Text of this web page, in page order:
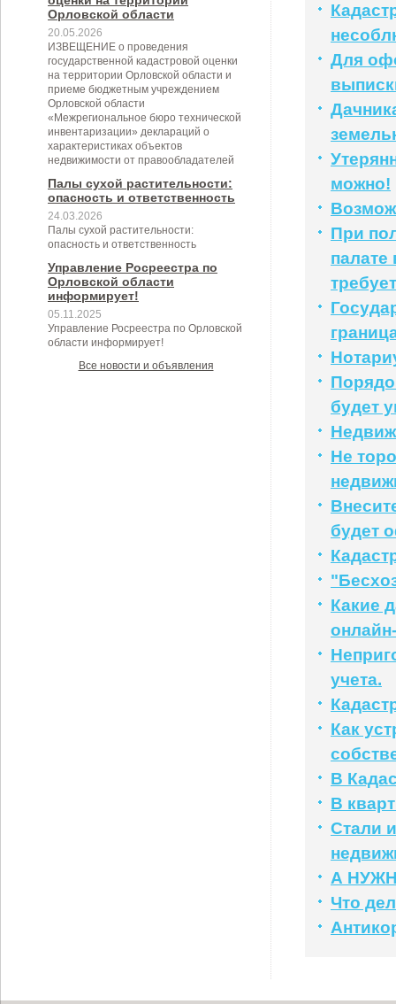
Орловской области
20.05.2026
ИЗВЕЩЕНИЕ о проведения
государственной кадастровой оценки
на территории Орловской области и
приеме бюджетным учреждением
Орловской области
«Межрегиональное бюро технической
инвентаризации» деклараций о
характеристиках объектов
недвижимости от правообладателей
Палы сухой растительности:
опасность и ответственность
24.03.2026
Палы сухой растительности:
опасность и ответственность
Управление Росреестра по
Орловской области
информирует!
05.11.2025
Управление Росреестра по Орловской
области информирует!
Все новости и объявления
Для
можно!
При
палате
будет
Не
будет
Какие
учета.
Как
В
В
Стали
А
Что